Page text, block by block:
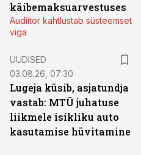
käibemaksuarvestuses
Audiitor kahtlustab süsteemset
viga
UUDISED
03.08.26, 07:30
Lugeja küsib, asjatundja
vastab: MTÜ juhatuse
liikmele isikliku auto
kasutamise hüvitamine